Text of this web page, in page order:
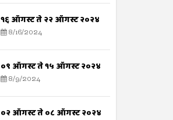
१६ ऑगस्ट ते २२ ऑगस्ट २०२४
8/16/2024
०९ ऑगस्ट ते १५ ऑगस्ट २०२४
8/9/2024
०२ ऑगस्ट ते ०८ ऑगस्ट २०२४